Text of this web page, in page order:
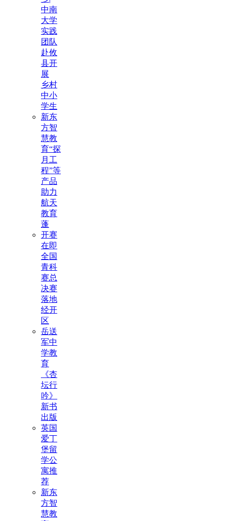
中南
大学
实践
团队
赴攸
县开
展
乡村
中小
学生
新东
方智
慧教
育“探
月工
程”等
产品
助力
航天
教育
蓬
开赛
在即
全国
青科
赛总
决赛
落地
经开
区
岳送
军中
学教
育
《杏
坛行
吟》
新书
出版
英国
爱丁
堡留
学公
寓推
荐
新东
方智
慧教